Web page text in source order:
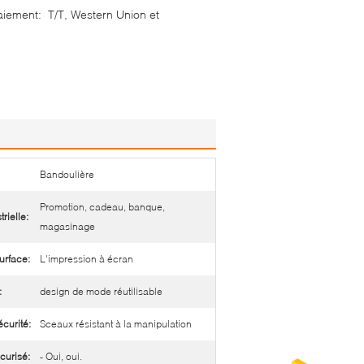
T/T, Western Union et
Bandoulière
Promotion, cadeau, banque,
magasinage
L'impression à écran
design de mode réutilisable
Sceaux résistant à la manipulation
- Oui, oui.